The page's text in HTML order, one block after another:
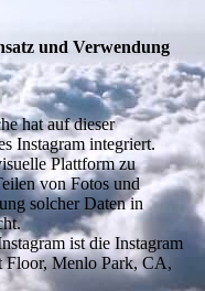
und Verwendung
hat auf dieser
Instagram integriert.
Plattform zu
von Fotos und
solcher Daten in
ist die Instagram
Menlo Park, CA,